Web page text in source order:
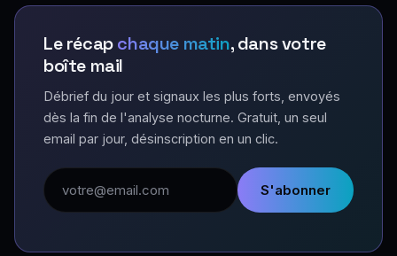
Le récapchaque matin, dans votre
boîte mail
Débrief du jour et signaux les plus forts, envoyés
dès la fin de l'analyse nocturne. Gratuit, un seul
email par jour, désinscription en un clic.
Adresse email
S'abonner